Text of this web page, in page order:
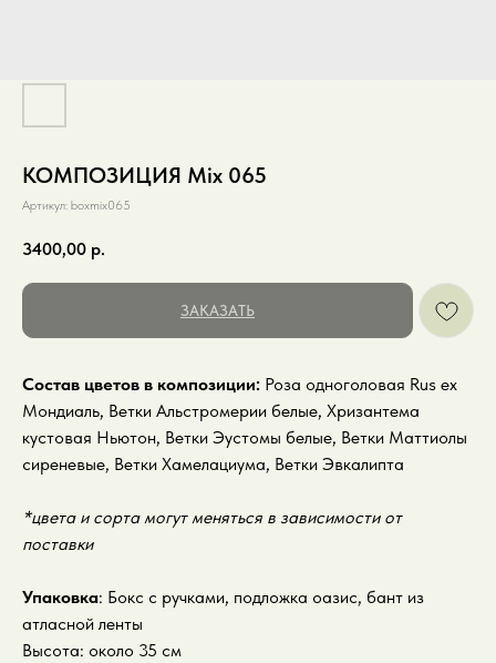
КОМПОЗИЦИЯ Mix 065
Артикул: boxmix065
3400,00 р.
ЗАКАЗАТЬ
Состав цветов в композиции: Роза одноголовая Rus ex
Мондиаль, Ветки Альстромерии белые, Хризантема
кустовая Ньютон, Ветки Эустомы белые, Ветки Маттиолы
сиреневые, Ветки Хамелациума, Ветки Эвкалипта
*цвета и сорта могут меняться в зависимости от
поставки
Упаковка: Бокс с ручками, подложка оазис, бант из
атласной ленты
Высота: около 35 см